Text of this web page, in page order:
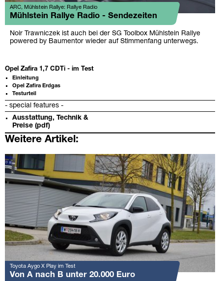
ARC, Mühlstein Rallye: Rallye Radio
Mühlstein Rallye Radio - Sendezeiten
Noir Trawniczek ist auch bei der SG Toolbox Mühlstein Rallye
powered by Baumentor wieder auf Stimmenfang unterwegs.
Opel Zafira 1,7 CDTi - im Test
Einleitung
Opel Zafira Erdgas
Testurteil
- special features -
Ausstattung, Technik &
Preise (pdf)
Weitere Artikel:
Toyota Aygo X Play im Test
Von A nach B unter 20.000 Euro